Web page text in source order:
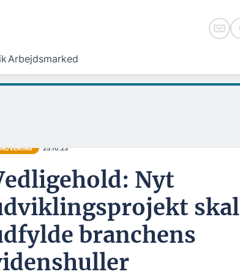
Arbejdsmarked
25.10.23
Nyt
skal
branchens